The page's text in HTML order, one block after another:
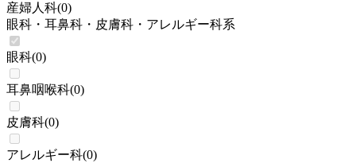
産婦人科(0)
眼科・耳鼻科・皮膚科・アレルギー科系
眼科(0)
耳鼻咽喉科(0)
皮膚科(0)
アレルギー科(0)